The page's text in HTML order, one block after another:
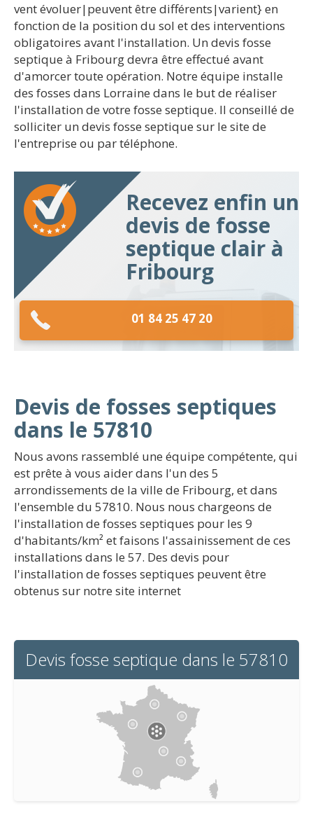
vent évoluer|peuvent être différents|varient} en
fonction de la position du sol et des interventions
obligatoires avant l'installation. Un devis fosse
septique à Fribourg devra être effectué avant
d'amorcer toute opération. Notre équipe installe
des fosses dans Lorraine dans le but de réaliser
l'installation de votre fosse septique. Il conseillé de
solliciter un devis fosse septique sur le site de
l'entreprise ou par téléphone.
Recevez enfin un
devis de fosse
septique clair à
Fribourg
01 84 25 47 20
Devis de fosses septiques
dans le 57810
Nous avons rassemblé une équipe compétente, qui
est prête à vous aider dans l'un des 5
arrondissements de la ville de Fribourg, et dans
l'ensemble du 57810. Nous nous chargeons de
l'installation de fosses septiques pour les 9
d'habitants/km² et faisons l'assainissement de ces
installations dans le 57. Des devis pour
l'installation de fosses septiques peuvent être
obtenus sur notre site internet
Devis fosse septique dans le 57810